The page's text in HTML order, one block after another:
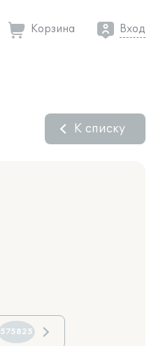
Корзина Вход
К списку
575825